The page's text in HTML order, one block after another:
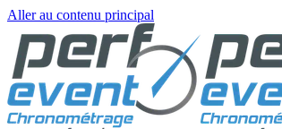
Aller au contenu principal